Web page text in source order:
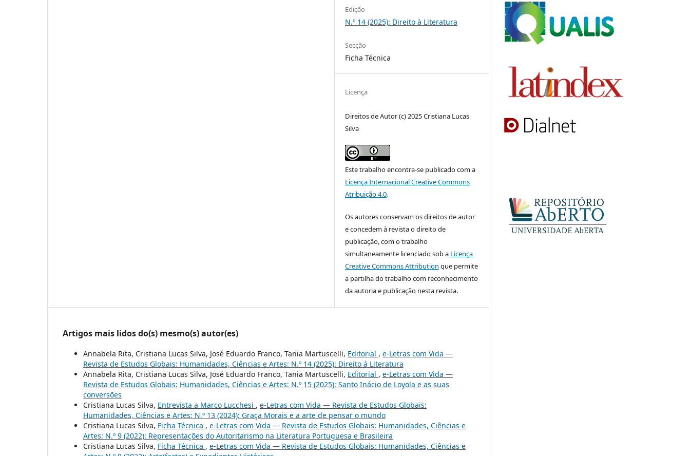
Edição
N.º 14 (2025): Direito à Literatura
Secção
Ficha Técnica
Licença
Direitos de Autor (c) 2025 Cristiana Lucas
Silva
Este trabalho encontra-se publicado com a
Licença Internacional Creative Commons
Atribuição 4.0.
Os autores conservam os direitos de autor
e concedem à revista o direito de
publicação, com o trabalho
simultaneamente licenciado sob a Licença
Creative Commons Attribution que permite
a partilha do trabalho com reconhecimento
da autoria e publicação nesta revista.
Artigos mais lidos do(s) mesmo(s) autor(es)
Annabela Rita, Cristiana Lucas Silva, José Eduardo Franco, Tania Martuscelli, Editorial , e-Letras com Vida —
Revista de Estudos Globais: Humanidades, Ciências e Artes: N.º 14 (2025): Direito à Literatura
Annabela Rita, Cristiana Lucas Silva, José Eduardo Franco, Tania Martuscelli, Editorial , e-Letras com Vida —
Revista de Estudos Globais: Humanidades, Ciências e Artes: N.º 15 (2025): Santo Inácio de Loyola e as suas
conversões
Cristiana Lucas Silva, Entrevista a Marco Lucchesi , e-Letras com Vida — Revista de Estudos Globais:
Humanidades, Ciências e Artes: N.º 13 (2024): Graça Morais e a arte de pensar o mundo
Cristiana Lucas Silva, Ficha Técnica , e-Letras com Vida — Revista de Estudos Globais: Humanidades, Ciências e
Artes: N.º 9 (2022): Representações do Autoritarismo na Literatura Portuguesa e Brasileira
Cristiana Lucas Silva, Ficha Técnica , e-Letras com Vida — Revista de Estudos Globais: Humanidades, Ciências e